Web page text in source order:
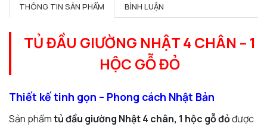
THÔNG TIN SẢN PHẨM BÌNH LUẬN
TỦ ĐẦU GIƯỜNG NHẬT 4 CHÂN – 1
HỘC GỖ ĐỎ
Thiết kế tinh gọn – Phong cách Nhật Bản
Sản phẩmtủ đầu giường Nhật 4 chân, 1 hộc gỗ đỏđược